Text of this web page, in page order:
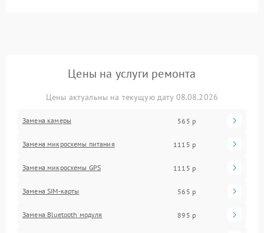
Цены на услуги ремонта
Цены актуальны на текущую дату 08.08.2026
Замена камеры 565 р
Замена микросхемы питания 1115 р
Замена микросхемы GPS 1115 р
Замена SIM-карты 565 р
Замена Bluetooth модуля 895 р